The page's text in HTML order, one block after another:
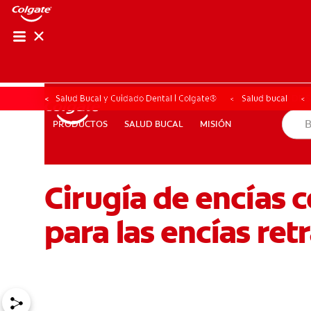
PRODUCTOS SALUD BUCAL MISIÓN
PARA PROFESIONALES CUPONES DÓNDE COMPRAR
PRODUCTOS SALUD BUCAL MISIÓN
CHEQUEO DE
Salud Bucal y Cuidado Dental | Colgate® Salud bucal
Cirugía de encías
para las encías